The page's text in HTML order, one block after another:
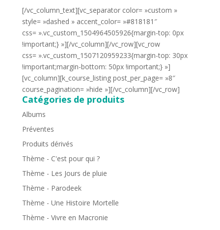
[/vc_column_text][vc_separator color= »custom »
style= »dashed » accent_color= »#818181″
css= ».vc_custom_1504964505926{margin-top: 0px
!important;} »][/vc_column][/vc_row][vc_row
css= ».vc_custom_1507120959233{margin-top: 30px
!important;margin-bottom: 50px !important;} »]
[vc_column][k_course_listing post_per_page= »8″
course_pagination= »hide »][/vc_column][/vc_row]
Catégories de produits
Albums
Préventes
Produits dérivés
Thème - C'est pour qui ?
Thème - Les Jours de pluie
Thème - Parodeek
Thème - Une Histoire Mortelle
Thème - Vivre en Macronie